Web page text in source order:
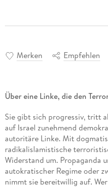
Merken Empfehlen
Über eine Linke, die den
Sie gibt sich progressiv, tritt
auf Israel zunehmend
autoritäre Linke. Mit
radikalislamistische
Widerstand um. Propaganda
autokratischer Regime oder
nimmt sie bereitwillig auf.